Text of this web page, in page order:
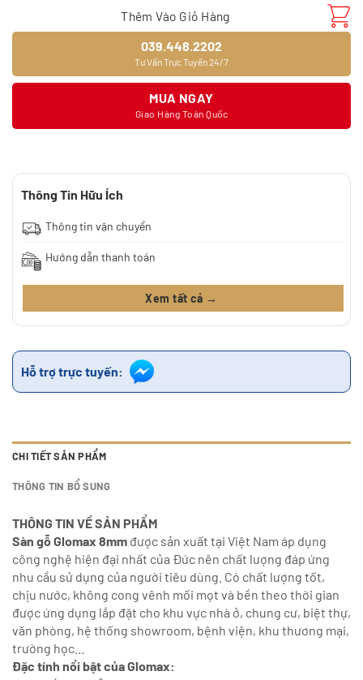
Thêm Vào Giỏ Hàng
039.448.2202
Tư Vấn Trực Tuyến 24/7
MUA NGAY
Giao Hàng Toàn Quốc
Thông Tin Hữu Ích
Thông tin vận chuyển
Hướng dẫn thanh toán
Xem tất cả →
Hỗ trợ trực tuyến:
CHI TIẾT SẢN PHẨM
THÔNG TIN BỔ SUNG
THÔNG TIN VỀ SẢN PHẨM
Sàn gỗ Glomax 8mm được sản xuất tại Việt Nam áp dụng
công nghệ hiện đại nhất của Đức nên chất lượng đáp ứng
nhu cầu sử dụng của người tiêu dùng. Có chất lượng tốt,
chịu nước, không cong vênh mối mọt và bền theo thời gian
được ứng dụng lắp đặt cho khu vực nhà ở, chung cư, biệt thự,
văn phòng, hệ thống showroom, bệnh viện, khu thương mại,
trường học…
Đặc tính nổi bật của Glomax: